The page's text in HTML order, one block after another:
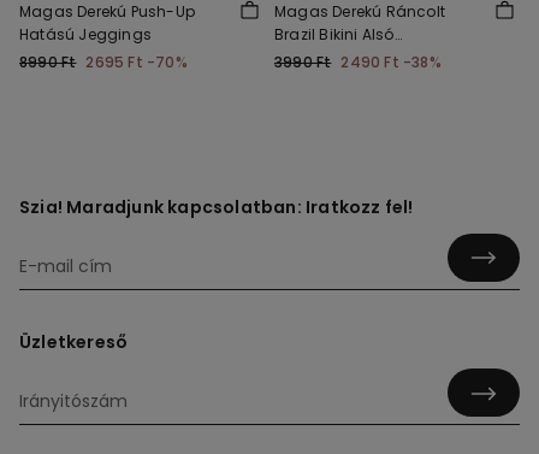
Magas Derekú Push-Up
Hatású Jeggings
8990 Ft 2695 Ft -70%
Magas Derekú Ráncolt
Brazil Bikini Alsó
Újrahasznosított
3990 Ft 2490 Ft -38%
Szia! Maradjunk kapcsolatban: Iratkozz fel!
Üzletkereső